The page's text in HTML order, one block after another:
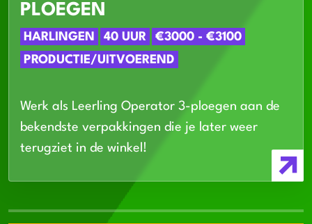
PLOEGEN
HARLINGEN 40 UUR
€3000 - €3100
PRODUCTIE/UITVOEREND
Werk als Leerling Operator 3-ploegen aan de
bekendste verpakkingen die je later weer
terugziet in de winkel!